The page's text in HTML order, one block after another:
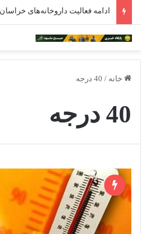
خانه / 40 درجه
40 درجه